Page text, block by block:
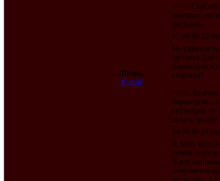
>>>>
хорошие, но
фильмах.
Игорь
E-mail
17.09.09
Не кажется
заставке
переводом и
стороны?
>>>> Да знаю
переводом...
субтитров то
делать
14.09.09
Я Хочу вот
сумма
Я вот
получается
расходами я